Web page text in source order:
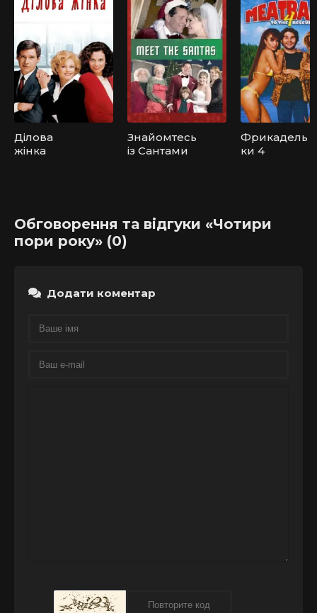
Ділова
жінка
Знайомтесь
із Сантами
Фрикадель
ки 4
Обговорення та відгуки «Чотири
пори року» (0)
Додати коментар